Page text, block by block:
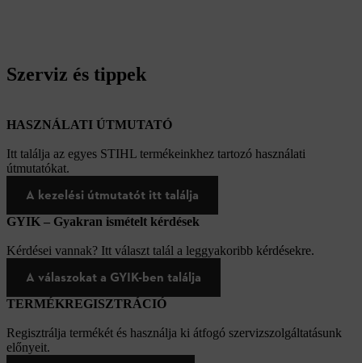
Szerviz és tippek
HASZNÁLATI ÚTMUTATÓ
Itt találja az egyes STIHL termékeinkhez tartozó használati
útmutatókat.
A kezelési útmutatót itt találja
GYIK – Gyakran ismételt kérdések
Kérdései vannak? Itt választ talál a leggyakoribb kérdésekre.
A válaszokat a GYIK-ben találja
TERMÉKREGISZTRÁCIÓ
Regisztrálja termékét és használja ki átfogó szervizszolgáltatásunk
előnyeit.